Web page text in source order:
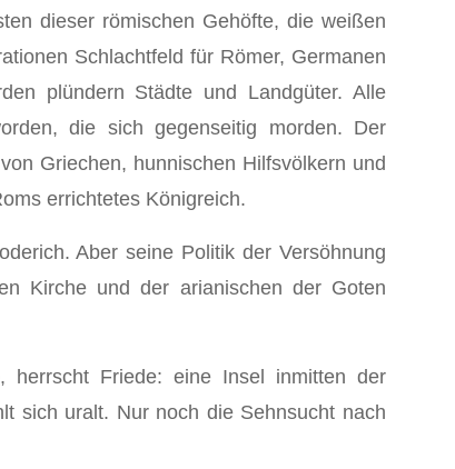
dieser römischen Gehöfte, die weißen
Schlachtfeld für Römer, Ger­manen
plündern Städte und Landgüter. Alle
die sich gegenseitig morden. Der
Griechen, hunnischen Hilfsvölkern und
errichtetes König­reich.
Aber seine Politik der Versöhnung
Kirche und der arianischen der Goten
herrscht Friede: eine Insel inmit­ten der
sich ur­alt. Nur noch die Sehnsucht nach